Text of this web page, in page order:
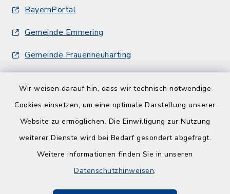
Wir weisen darauf hin, dass wir technisch notwendige
Cookies einsetzen, um eine optimale Darstellung unserer
Website zu ermöglichen. Die Einwilligung zur Nutzung
weiterer Dienste wird bei Bedarf gesondert abgefragt.
Weitere Informationen finden Sie in unseren
Datenschutzhinweisen.
BayernPortal
Gemeinde Emmering
Gemeinde Frauenneuharting
Barrierefreiheit